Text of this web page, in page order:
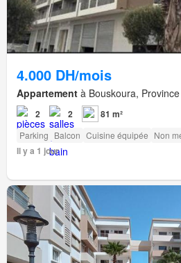
4.000 DH/mois
Appartement à Bouskoura,
2 2 81 m²
Parking Balcon Cuisine équipée Non
Il y a 1 jour